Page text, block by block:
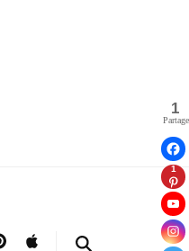
1
Partage
1